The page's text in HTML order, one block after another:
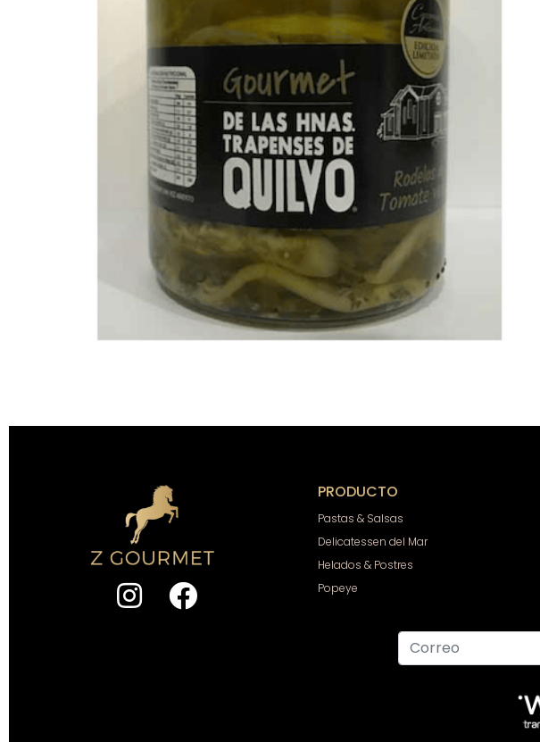
PRODUCTO
Pastas & Salsas
Delicatessen del Mar
Helados & Postres
Popeye